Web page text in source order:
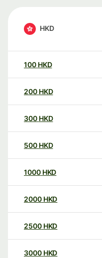
HKD
100 HKD
200 HKD
300 HKD
500 HKD
1000 HKD
2000 HKD
2500 HKD
3000 HKD